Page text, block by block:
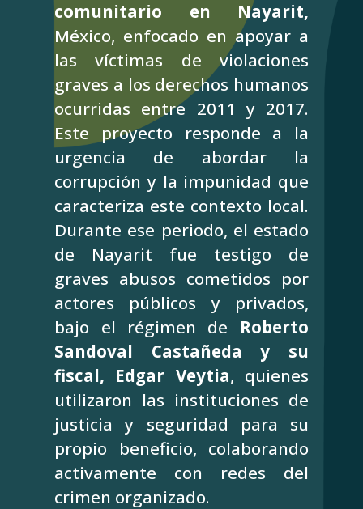
comunitario en Nayarit,
México, enfocado en apoyar a
las víctimas de violaciones
graves a los derechos humanos
ocurridas entre 2011 y 2017.
Este proyecto responde a la
urgencia de abordar la
corrupción y la impunidad que
caracteriza este contexto local.
Durante ese periodo, el estado
de Nayarit fue testigo de
graves abusos cometidos por
actores públicos y privados,
bajo el régimen de Roberto
Sandoval Castañeda y su
fiscal, Edgar Veytia, quienes
utilizaron las instituciones de
justicia y seguridad para su
propio beneficio, colaborando
activamente con redes del
crimen organizado.